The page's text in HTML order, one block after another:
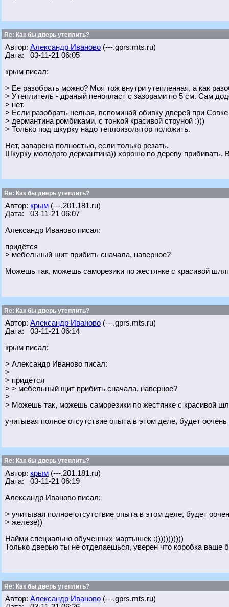
Re: Как бы дверь утеплить?
Автор: Александр Иваново (---.gprs.mts.ru)
Дата: 03-11-21 06:05
крым писал:
> Ее разобрать можно? Моя тож внутри утепленная, а как
> Утеплитель - драный пенопласт с зазорами по 5 см. Сам
> нет.
> Если разобрать нельзя, вспоминай обивку дверей при
> дермантина ромбиками, с тонкой красивой струной :)))
> Только под шкурку надо теплоизолятор положить.
Нет, заварена полностью, если только резать.
Шкурку молодого дермантина)) хорошо по дереву
Re: Как бы дверь утеплить?
Автор: крым (---.201.181.ru)
Дата: 03-11-21 06:07
Александр Иваново писал:
придётся
> мебельный щит прибить сначала, наверное?
Можешь так, можешь саморезики по жестянке с красивой
Re: Как бы дверь утеплить?
Автор: Александр Иваново (---.gprs.mts.ru)
Дата: 03-11-21 06:14
крым писал:
> Александр Иваново писал:
>
> придётся
> > мебельный щит прибить сначала, наверное?
>
> Можешь так, можешь саморезики по жестянке с красивой
учитывая полное отсутствие опыта в этом деле, будет
Re: Как бы дверь утеплить?
Автор: крым (---.201.181.ru)
Дата: 03-11-21 06:19
Александр Иваново писал:
> учитывая полное отсутствие опыта в этом деле, будет
> железе))
Найми специально обученных мартышек :)))))))))))
Только дверью ты не отделаешься, уверен что коробка ваще
Re: Как бы дверь утеплить?
Автор: Александр Иваново (---.gprs.mts.ru)